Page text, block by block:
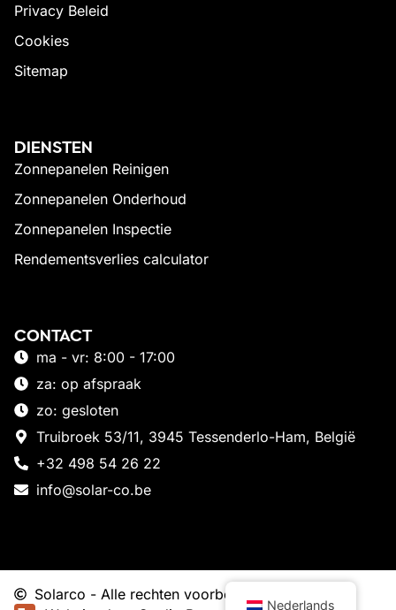
Privacy Beleid
Cookies
Sitemap
DIENSTEN
Zonnepanelen Reinigen
Zonnepanelen Onderhoud
Zonnepanelen Inspectie
Rendementsverlies calculator
CONTACT
ma - vr: 8:00 - 17:00
za: op afspraak
zo: gesloten
Truibroek 53/11, 3945 Tessenderlo-Ham, België
+32 498 54 26 22
info@solar-co.be
Solarco - Alle rechten voorbehouden
Nederlands